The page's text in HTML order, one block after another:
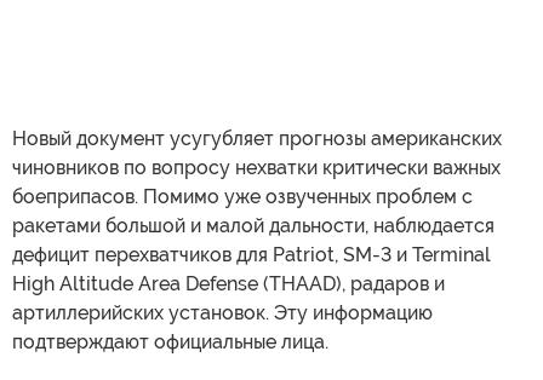
Новый документ усугубляет прогнозы американских
чиновников по вопросу нехватки критически важных
боеприпасов. Помимо уже озвученных проблем с
ракетами большой и малой дальности, наблюдается
дефицит перехватчиков для Patriot, SM-3 и Terminal
High Altitude Area Defense (THAAD), радаров и
артиллерийских установок. Эту информацию
подтверждают официальные лица.